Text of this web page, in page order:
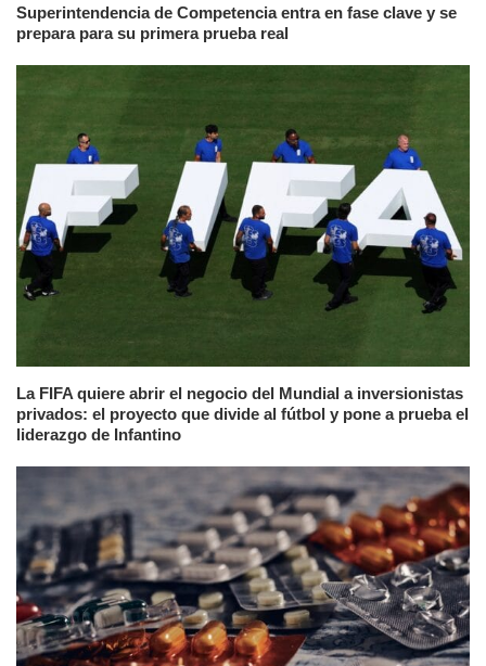
Superintendencia de Competencia entra en fase clave y se
prepara para su primera prueba real
La FIFA quiere abrir el negocio del Mundial a inversionistas
privados: el proyecto que divide al fútbol y pone a prueba el
liderazgo de Infantino